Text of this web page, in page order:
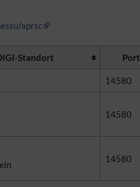
aprsc
Standort Port
14580
14580
14580